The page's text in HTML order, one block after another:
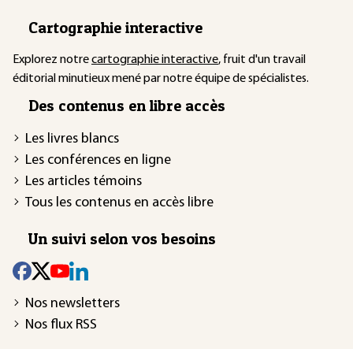
Cartographie interactive
Explorez notrecartographie interactive, fruit d'un travail
éditorial minutieux mené par notre équipe de spécialistes.
Des contenus en libre accès
Les livres blancs
Les conférences en ligne
Les articles témoins
Tous les contenus en accès libre
Un suivi selon vos besoins
Nos newsletters
Nos flux RSS